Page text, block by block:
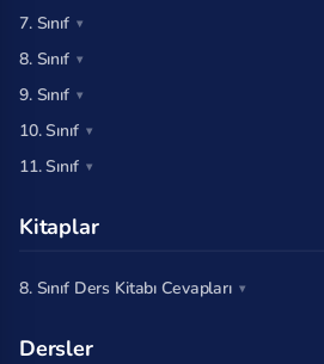
7. Sınıf
8. Sınıf
9. Sınıf
10. Sınıf
11. Sınıf
Kitaplar
8. Sınıf Ders Kitabı Cevapları
Dersler